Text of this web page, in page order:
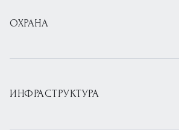
ОХРАНА
ИНФРАСТРУКТУРА